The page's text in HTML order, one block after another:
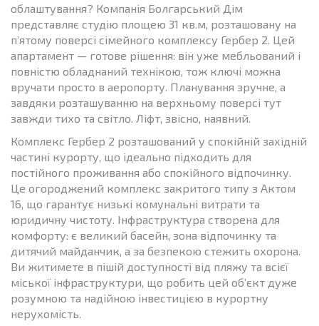
облаштування? Компанія Болгарський Дім
представляє студію площею 31 кв.м, розташовану на
п’ятому поверсі сімейного комплексу Гербер 2. Цей
апартамент — готове рішення: він уже мебльований і
повністю обладнаний технікою, тож ключі можна
вручати просто в аеропорту. Планування зручне, а
завдяки розташуванню на верхньому поверсі тут
завжди тихо та світло. Ліфт, звісно, наявний.
Комплекс Гербер 2 розташований у спокійній західній
частині курорту, що ідеально підходить для
постійного проживання або спокійного відпочинку.
Це огороджений комплекс закритого типу з Актом
16, що гарантує низькі комунальні витрати та
юридичну чистоту. Інфраструктура створена для
комфорту: є великий басейн, зона відпочинку та
дитячий майданчик, а за безпекою стежить охорона.
Ви житимете в пішій доступності від пляжу та всієї
міської інфраструктури, що робить цей об’єкт дуже
розумною та надійною інвестицією в курортну
нерухомість.